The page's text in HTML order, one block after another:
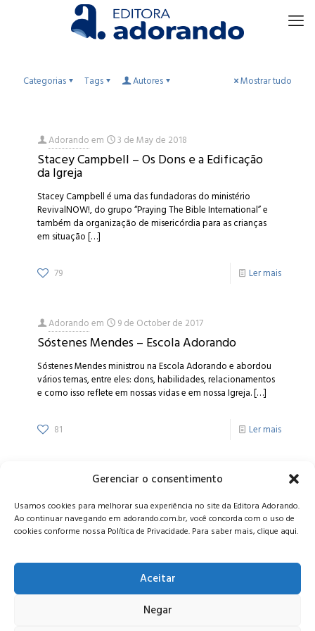
Gerenciar o consentimento
Usamos cookies para melhorar sua experiência no site da Editora Adorando.
Ao continuar navegando em adorando.com.br, você concorda com o uso de
cookies conforme nossa Política de Privacidade. Para saber mais, clique aqui.
Aceitar
Negar
Categorias Tags Autores Mostrar tudo
Adorandoem 3 de May de 2018
Stacey Campbell – Os Dons e a Edificação
da Igreja
Stacey Campbell é uma das fundadoras do ministério
RevivalNOW!, do grupo “Praying The Bible International” e
também da organização de misericórdia para as crianças
em situação[…]
79 Ler mais
Adorandoem 9 de October de 2017
Sóstenes Mendes – Escola Adorando
Sóstenes Mendes ministrou na Escola Adorando e abordou
vários temas, entre eles: dons, habilidades, relacionamentos
e como isso reflete em nossas vidas e em nossa Igreja.[…]
81 Ler mais
Alameda Oscar Niemeyer, 1033 – 7º Andar - Portaria 04, Vila da
Serra - Nova Lima/MG, CEP: 34006-065 - MG
CONTATO:editora@adorando.com.br